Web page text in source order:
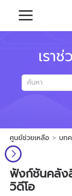
เรา
ศูนย์ช่วยเหลือ บท
ฟังก์ชันคลัง
วิดีโอ